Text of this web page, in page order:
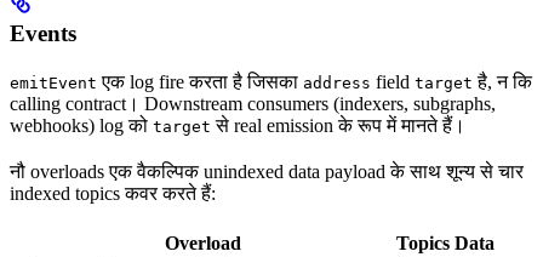
Events
emitEvent एक log fire करता है जिसका address field target है, न कि
calling contract। Downstream consumers (indexers, subgraphs,
webhooks) log को target से real emission के रूप में मानते हैं।
नौ overloads एक वैकल्पिक unindexed data payload के साथ शून्य से चार
indexed topics कवर करते हैं:
Overload Topics Data